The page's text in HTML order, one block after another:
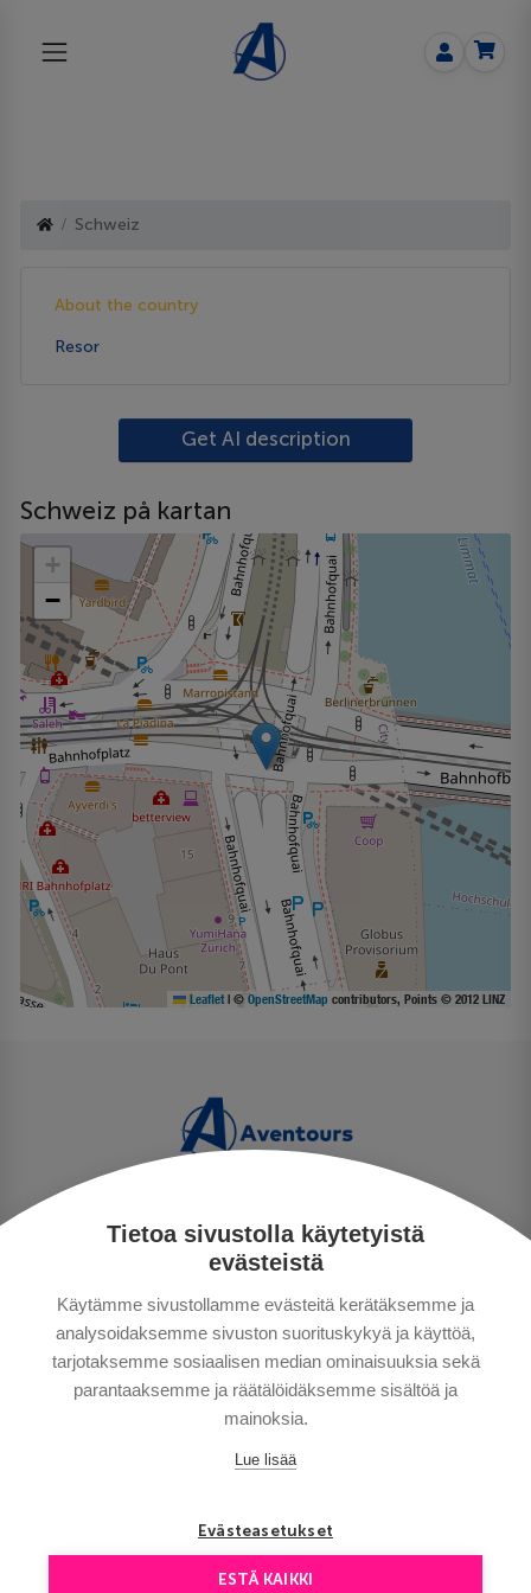
Tietoa sivustolla käytetyistä
evästeistä
Käytämme sivustollamme evästeitä kerätäksemme ja
analysoidaksemme sivuston suorituskykyä ja käyttöä,
tarjotaksemme sosiaalisen median ominaisuuksia sekä
parantaaksemme ja räätälöidäksemme sisältöä ja
mainoksia.
Lue lisää
Evästeasetukset
ESTÄ KAIKKI
Schweiz
About the country
Resor
Get AI description
Schweiz på kartan
+
−
Leaflet © OpenStreetMap contributors, Points © 2012 LINZ
PERSONUPPGIFTSPOLICY
BETALNINGSVILLKOR
RESEVILLKOR
BRA ATT VETA
KONTAKTA OSS
Copyright © Aventours 2026